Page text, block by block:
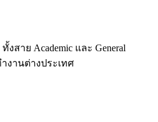
สาย Academic และ General
งานต่างประเทศ